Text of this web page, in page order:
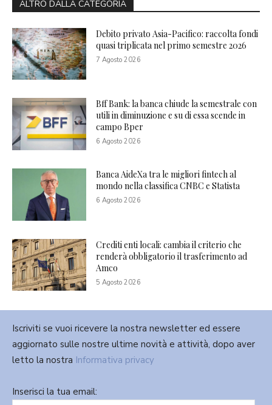
ALTRO DALLA CATEGORIA
Debito privato Asia-Pacifico: raccolta fondi
quasi triplicata nel primo semestre 2026
7 Agosto 2026
Bff Bank: la banca chiude la semestrale con
utili in diminuzione e su di essa scende in
campo Bper
6 Agosto 2026
Banca AideXa tra le migliori fintech al
mondo nella classifica CNBC e Statista
6 Agosto 2026
Crediti enti locali: cambia il criterio che
renderà obbligatorio il trasferimento ad
Amco
5 Agosto 2026
Iscriviti se vuoi ricevere la nostra newsletter ed essere
aggiornato sulle nostre ultime novità e attività, dopo aver
letto la nostra Informativa privacy
Inserisci la tua email: